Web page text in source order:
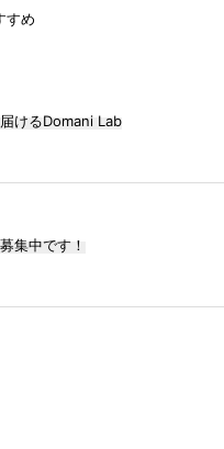
すめ
けるDomani Lab
集中です！